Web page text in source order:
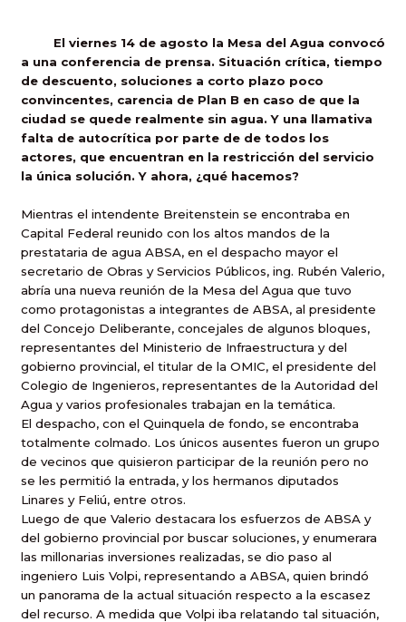
El viernes 14 de agosto la Mesa del Agua convocó
a una conferencia de prensa. Situación crítica, tiempo
de descuento, soluciones a corto plazo poco
convincentes, carencia de Plan B en caso de que la
ciudad se quede realmente sin agua. Y una llamativa
falta de autocrítica por parte de de todos los
actores, que encuentran en la restricción del servicio
la única solución. Y ahora, ¿qué hacemos?
Mientras el intendente Breitenstein se encontraba en
Capital Federal reunido con los altos mandos de la
prestataria de agua ABSA, en el despacho mayor el
secretario de Obras y Servicios Públicos, ing. Rubén Valerio,
abría una nueva reunión de la Mesa del Agua que tuvo
como protagonistas a integrantes de ABSA, al presidente
del Concejo Deliberante, concejales de algunos bloques,
representantes del Ministerio de Infraestructura y del
gobierno provincial, el titular de la OMIC, el presidente del
Colegio de Ingenieros, representantes de la Autoridad del
Agua y varios profesionales trabajan en la temática.
El despacho, con el Quinquela de fondo, se encontraba
totalmente colmado. Los únicos ausentes fueron un grupo
de vecinos que quisieron participar de la reunión pero no
se les permitió la entrada, y los hermanos diputados
Linares y Feliú, entre otros.
Luego de que Valerio destacara los esfuerzos de ABSA y
del gobierno provincial por buscar soluciones, y enumerara
las millonarias inversiones realizadas, se dio paso al
ingeniero Luis Volpi, representando a ABSA, quien brindó
un panorama de la actual situación respecto a la escasez
del recurso. A medida que Volpi iba relatando tal situación,